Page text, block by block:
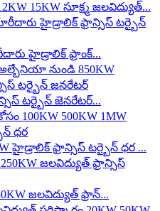
15KW సూక్ష్మ జలవిద్యుత్...
హైడ్రాలిక్ ఫ్రాంక్...
టర్బైన్ జెనరేటర్...
హైడ్రాలిక్ ఫ్రాన్సిస్ టర్బైన్ ధర ...
జలవిద్యుత్ ఫ్రాన్...